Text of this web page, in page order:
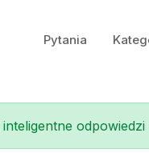
Pytania